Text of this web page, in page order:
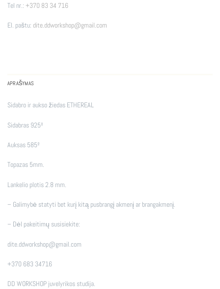
Tel nr.: +370 83 34 716
El. paštu: dite.ddworkshop@gmail.com
APRAŠYMAS
Sidabro ir aukso žiedas ETHEREAL
Sidabras 925º
Auksas 585º
Topazas 5mm.
Lankelio plotis 2.8 mm.
– Galimybė statyti bet kurį kitą pusbrangį akmenį ar brangakmenį.
– Dėl pakeitimų susisiekite:
dite.ddworkshop@gmail.com
+370 683 34716
DD WORKSHOP juvelyrikos studija.